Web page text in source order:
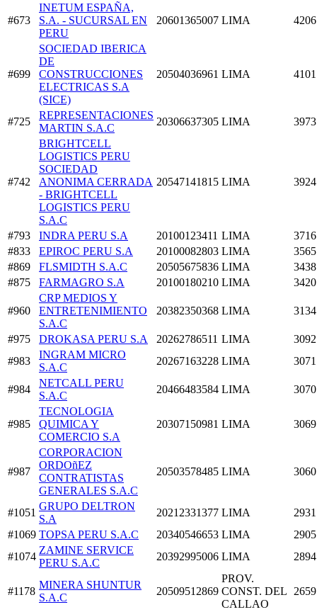
#673
INETUM ESPAÑA,
S.A. - SUCURSAL EN
PERU
20601365007 LIMA
#699
SOCIEDAD IBERICA
DE
CONSTRUCCIONES
ELECTRICAS S.A
(SICE)
20504036961 LIMA
#725
REPRESENTACIONES
MARTIN S.A.C
20306637305 LIMA
#742
BRIGHTCELL
LOGISTICS PERU
SOCIEDAD
ANONIMA CERRADA
- BRIGHTCELL
LOGISTICS PERU
S.A.C
20547141815 LIMA
#793 INDRA PERU S.A 20100123411 LIMA
#833
EPIROC PERU S.A 20100082803 LIMA
#869
FLSMIDTH S.A.C 20505675836 LIMA
#875
FARMAGRO S.A 20100180210 LIMA
#960
CRP MEDIOS Y
ENTRETENIMIENTO
S.A.C
20382350368 LIMA
#975 DROKASA PERU S.A 20262786511 LIMA
#983
INGRAM MICRO
S.A.C
20267163228 LIMA
#984
NETCALL PERU
S.A.C
20466483584 LIMA
#985
TECNOLOGIA
QUIMICA Y
COMERCIO S.A
20307150981 LIMA
#987
CORPORACION
ORDOñEZ
CONTRATISTAS
GENERALES S.A.C
20503578485 LIMA
#1051
GRUPO DELTRON
S.A
20212331377 LIMA
#1069 TOPSA PERU S.A.C 20340546653 LIMA
#1074
ZAMINE SERVICE
PERU S.A.C
20392995006 LIMA
#1178
MINERA SHUNTUR
S.A.C
20509512869
PROV.
CONST. DEL
CALLAO